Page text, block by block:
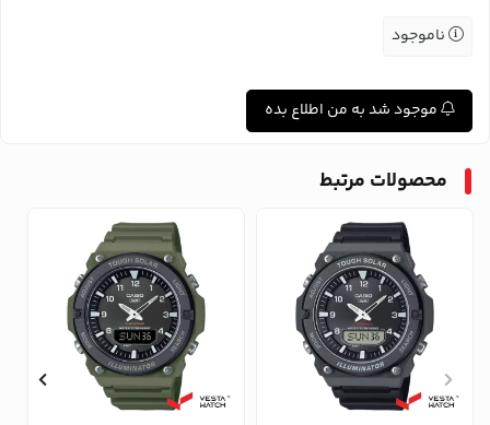
ناموجود
موجود شد به من اطلاع بده
محصولات مرتبط